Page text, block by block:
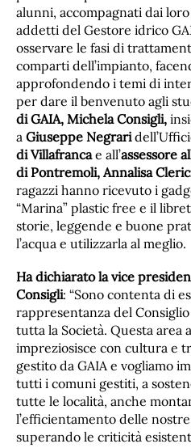
alunni, accompagnati dai
addetti del Gestore idrico
osservare le fasi di
comparti dell’impianto,
approfondendo i temi di
per dare il benvenuto agli
di GAIA, Michela Consigli,
a Giuseppe Negrari
di Villafrancae all’assessore
di Pontremoli, Annalisa
ragazzi hanno ricevuto i
“Marina” plastic free e il
storie, leggende e buone
l’acqua e utilizzarla al meglio.
Ha dichiarato la vice
Consigli: “Sono contenta di
rappresentanza del
tutta la Società. Questa area
impreziosisce con cultura e
gestito da GAIA e vogliamo
tutti i comuni gestiti, a
tutte le località, anche
l’efficientamento delle
superando le criticità